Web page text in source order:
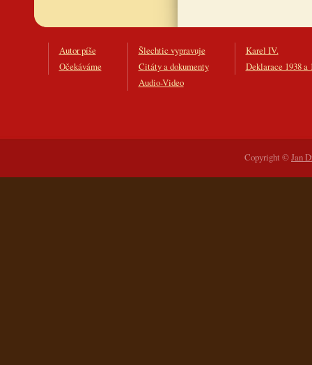
Autor píše
Očekáváme
Šlechtic vypravuje
Citáty a dokumenty
Audio-Video
Karel IV.
Deklarace 1938 a
Copyright ©Jan